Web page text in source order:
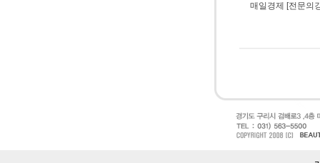
매일경제 [전문의